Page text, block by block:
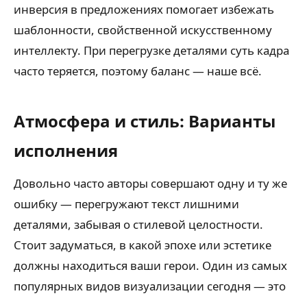
инверсия в предложениях помогает избежать
шаблонности, свойственной искусственному
интеллекту. При перегрузке деталями суть кадра
часто теряется, поэтому баланс — наше всё.
Атмосфера и стиль: Варианты
исполнения
Довольно часто авторы совершают одну и ту же
ошибку — перегружают текст лишними
деталями, забывая о стилевой целостности.
Стоит задуматься, в какой эпохе или эстетике
должны находиться ваши герои. Один из самых
популярных видов визуализации сегодня — это